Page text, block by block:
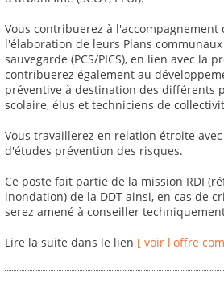
Vous contribuerez à l'accompagnement
l'élaboration de leurs Plans
sauvegarde (PCS/PICS), en lien avec la
contribuerez également au
préventive à destination des différents
scolaire, élus et techniciens de
Vous travaillerez en relation étroite
d'études prévention des risques.
Ce poste fait partie de la mission RDI
inondation) de la DDT ainsi, en cas de
serez amené à conseiller
Lire la suite dans le lien [ voir l'offre